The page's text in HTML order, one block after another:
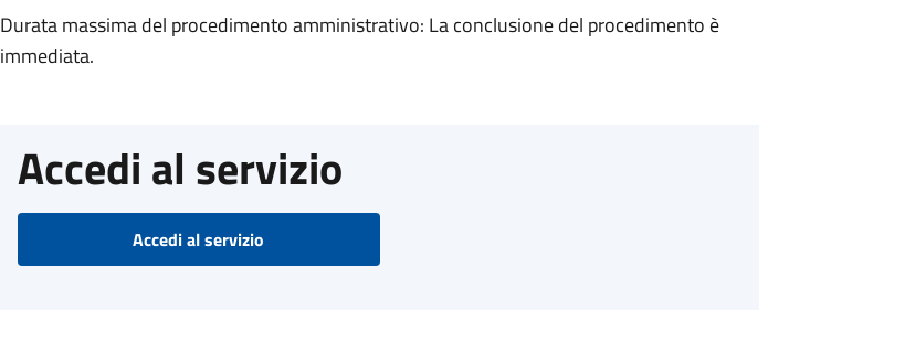
Durata massima del procedimento amministrativo: La conclusione del procedimento è
immediata.
Accedi al servizio
Accedi al servizio